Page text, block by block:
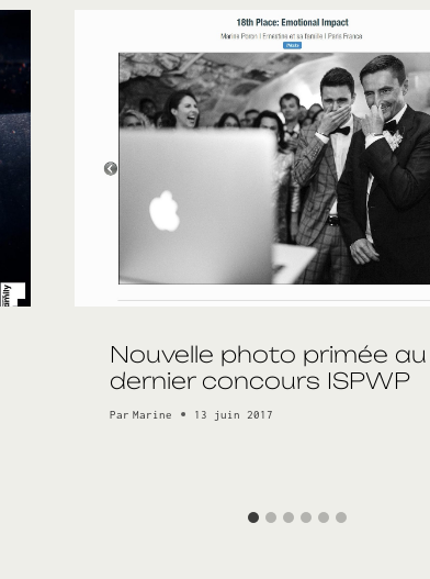
Nouvelle photo primée au
dernier concours ISPWP
Par Marine 13 juin 2017